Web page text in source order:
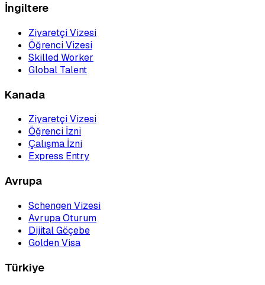
İngiltere
Ziyaretçi Vizesi
Öğrenci Vizesi
Skilled Worker
Global Talent
Kanada
Ziyaretçi Vizesi
Öğrenci İzni
Çalışma İzni
Express Entry
Avrupa
Schengen Vizesi
Avrupa Oturum
Dijital Göçebe
Golden Visa
Türkiye